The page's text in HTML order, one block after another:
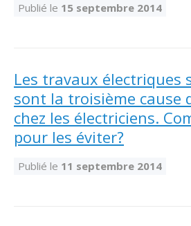
Publié le 15 septembre 2014
Les travaux électriques
sont la troisième cause
chez les électriciens.
pour les éviter?
Publié le 11 septembre 2014